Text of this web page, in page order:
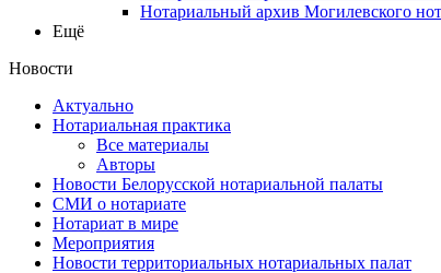
Нотариальный архив Могилевского
Ещё
Новости
Актуально
Нотариальная практика
Все материалы
Авторы
Новости Белорусской нотариальной палаты
СМИ о нотариате
Нотариат в мире
Мероприятия
Новости территориальных нотариальных палат